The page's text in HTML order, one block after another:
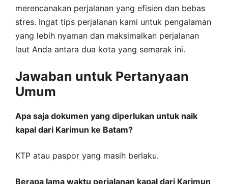
merencanakan perjalanan yang efisien dan bebas
stres. Ingat tips perjalanan kami untuk pengalaman
yang lebih nyaman dan maksimalkan perjalanan
laut Anda antara dua kota yang semarak ini.
Jawaban untuk Pertanyaan
Umum
Apa saja dokumen yang diperlukan untuk naik
kapal dari Karimun ke Batam?
KTP atau paspor yang masih berlaku.
Berapa lama waktu perjalanan kapal dari Karimun